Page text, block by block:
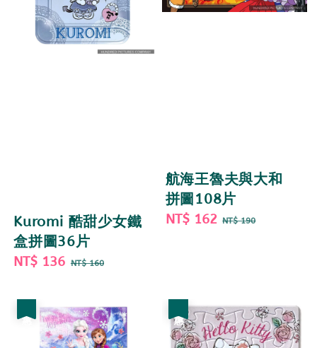
Kuromi 酷甜少女鐵
盒拼圖36片
Sale
NT$ 136 Regular
NT$ 160
航海王魯夫與大和
拼圖108片
Sale
NT$ 162 Regular
NT$ 190